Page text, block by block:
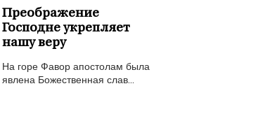
Преображение
Господне укрепляет
нашу веру
На горе Фавор апостолам была
явлена Божественная слав...